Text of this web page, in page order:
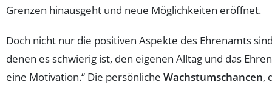
Grenzen hinausgeht und neue Möglichkeiten eröffnet.
Doch nicht nur die positiven Aspekte des Ehrenamts
denen es schwierig ist, den eigenen Alltag und das
eine Motivation.“ Die persönliche Wachstumschancen,